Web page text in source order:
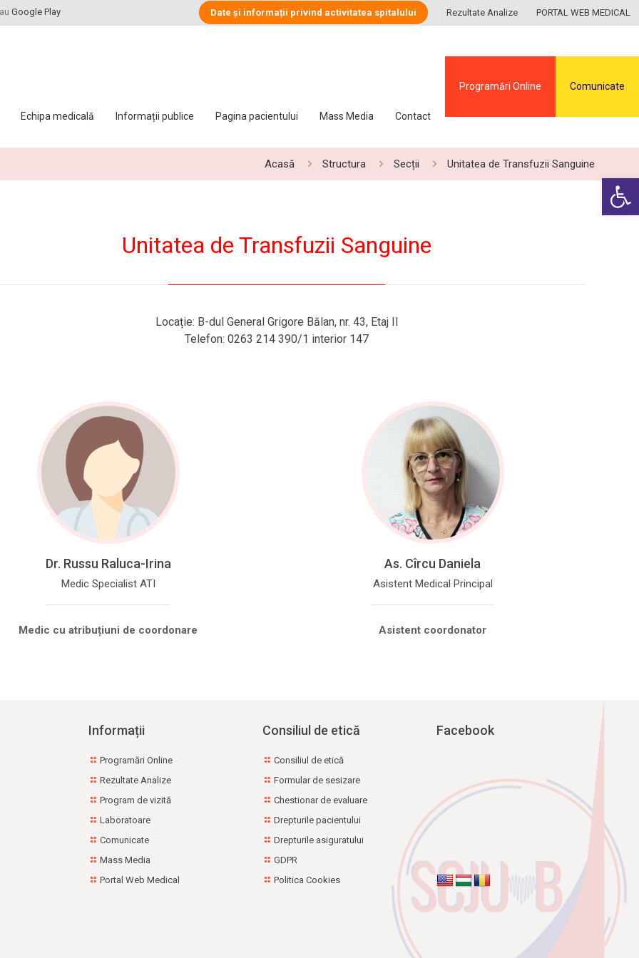
Deschide
Google Play Date și informații privind activitatea spitalului Rezultate Analize PORTAL WEB MEDICAL
Echipa medicală Informații publice Pagina pacientului Mass Media Contact
Programări Online Comunicate
Acasă Structura Secții Unitatea de Transfuzii Sanguine
Unitatea de Transfuzii Sanguine
Loca­ție: B-dul Gene­ral Gri­gore Bălan, nr. 43, Etaj II
Tele­fon: 0263 214 390/1 inte­ri­or 147
Dr. Russu Raluca-Irina
Medic Specialist ATI
Medic cu atribuțiuni de coordonare
As. Cîrcu Daniela
Asistent Medical Principal
Asistent coordonator
Informații
Programări Online
Rezultate Analize
Program de vizită
Laboratoare
Comunicate
Mass Media
Portal Web Medical
Consiliul de etică
Consiliul de etică
Formular de sesizare
Chestionar de evaluare
Drepturile pacientului
Drepturile asiguratului
GDPR
Politica Cookies
Facebook